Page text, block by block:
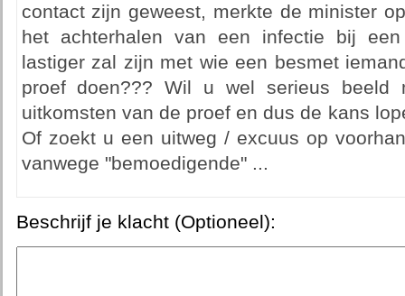
contact zijn geweest, merkte de minister
het achterhalen van een infectie bij
lastiger zal zijn met wie een besmet
proef doen??? Wil u wel serieus beeld
uitkomsten van de proef en dus de kans
Of zoekt u een uitweg / excuus op
vanwege "bemoedigende" ...
Beschrijf je klacht (Optioneel):